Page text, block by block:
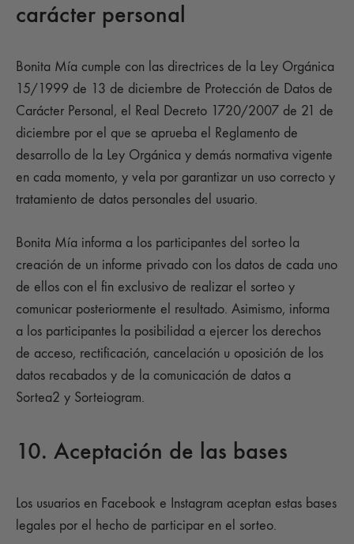
carácter personal
Bonita Mía cumple con las directrices de la Ley Orgánica
15/1999 de 13 de diciembre de Protección de Datos de
Carácter Personal, el Real Decreto 1720/2007 de 21 de
diciembre por el que se aprueba el Reglamento de
desarrollo de la Ley Orgánica y demás normativa vigente
en cada momento, y vela por garantizar un uso correcto y
tratamiento de datos personales del usuario.
Bonita Mía informa a los participantes del sorteo la
creación de un informe privado con los datos de cada uno
de ellos con el fin exclusivo de realizar el sorteo y
comunicar posteriormente el resultado. Asimismo, informa
a los participantes la posibilidad a ejercer los derechos
de acceso, rectificación, cancelación u oposición de los
datos recabados y de la comunicación de datos a
Sortea2 y Sorteiogram.
10. Aceptación de las bases
Los usuarios en Facebook e Instagram aceptan estas bases
legales por el hecho de participar en el sorteo.